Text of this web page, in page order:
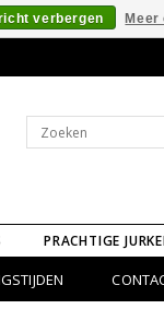
PRACHTIGE
verbergen Meer